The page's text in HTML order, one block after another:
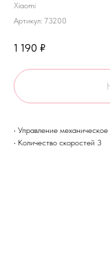
Xiaomi
Артикул: 73200
1 190 ₽
• Управление механическое
• Количество скоростей 3